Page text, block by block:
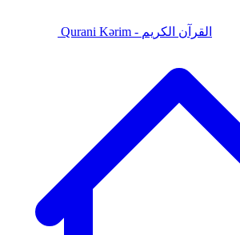
Qurani Kərim - القرآن الكريم